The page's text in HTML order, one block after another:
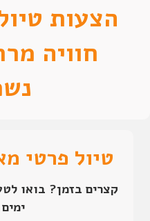
הצעות
חוויה
טיול פרטי